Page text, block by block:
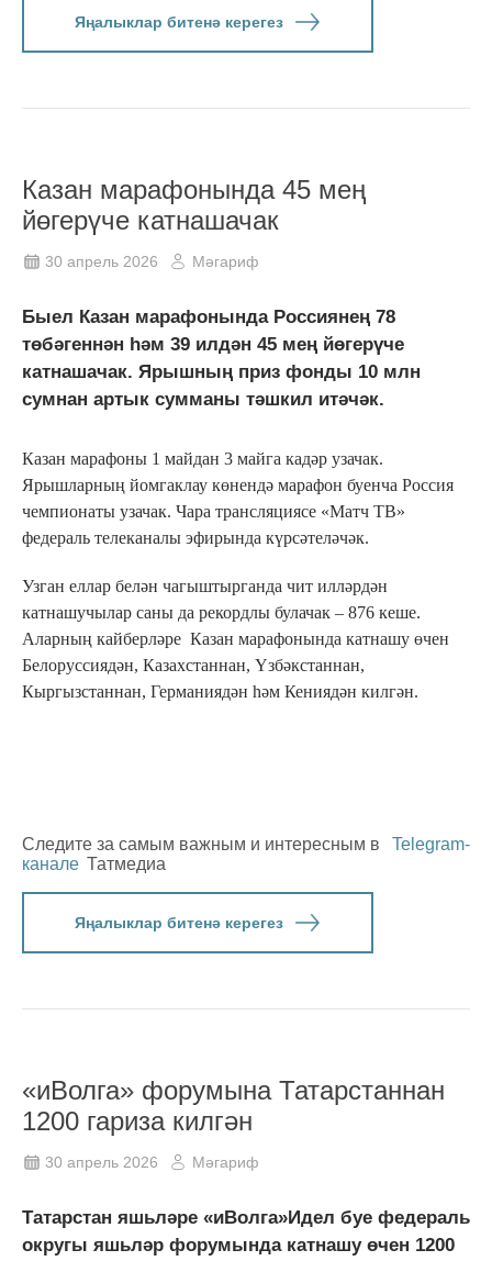
Яңалыклар битенә керегез
Казан марафонында 45 мең
йөгерүче катнашачак
30 апрель 2026 Мәгариф
Быел Казан марафонында Россиянең 78
төбәгеннән һәм 39 илдән 45 мең йөгерүче
катнашачак. Ярышның приз фонды 10 млн
сумнан артык сумманы тәшкил итәчәк.
Казан марафоны 1 майдан 3 майга кадәр узачак.
Ярышларның йомгаклау көнендә марафон буенча Россия
чемпионаты узачак. Чара трансляциясе «Матч ТВ»
федераль телеканалы эфирында күрсәтеләчәк.
Узган еллар белән чагыштырганда чит илләрдән
катнашучылар саны да рекордлы булачак – 876 кеше.
Аларның кайберләре Казан марафонында катнашу өчен
Белоруссиядән, Казахстаннан, Үзбәкстаннан,
Кыргызстаннан, Германиядән һәм Кениядән килгән.
Следите за самым важным и интересным в
Telegram-
канале Татмедиа
Яңалыклар битенә керегез
«иВолга» форумына Татарстаннан
1200 гариза килгән
30 апрель 2026 Мәгариф
Татарстан яшьләре «иВолга»Идел буе федераль
округы яшьләр форумында катнашу өчен 1200